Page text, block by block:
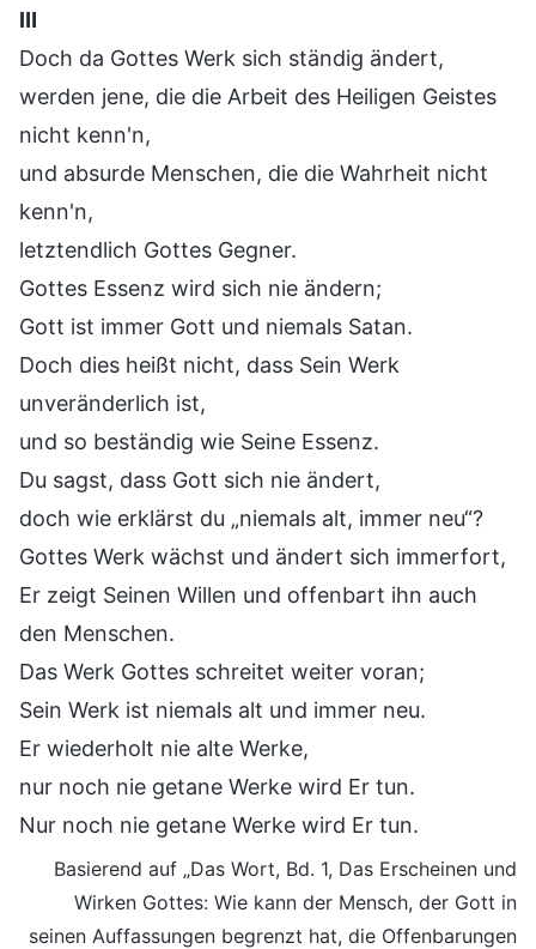
Ⅲ
Doch da Gottes Werk sich ständig ändert,
werden jene, die die Arbeit des Heiligen Geistes
nicht kenn'n,
und absurde Menschen, die die Wahrheit nicht
kenn'n,
letztendlich Gottes Gegner.
Gottes Essenz wird sich nie ändern;
Gott ist immer Gott und niemals Satan.
Doch dies heißt nicht, dass Sein Werk
unveränderlich ist,
und so beständig wie Seine Essenz.
Du sagst, dass Gott sich nie ändert,
doch wie erklärst du „niemals alt, immer neu“?
Gottes Werk wächst und ändert sich immerfort,
Er zeigt Seinen Willen und offenbart ihn auch
den Menschen.
Das Werk Gottes schreitet weiter voran;
Sein Werk ist niemals alt und immer neu.
Er wiederholt nie alte Werke,
nur noch nie getane Werke wird Er tun.
Nur noch nie getane Werke wird Er tun.
Basierend auf „Das Wort, Bd. 1, Das Erscheinen und
Wirken Gottes: Wie kann der Mensch, der Gott in
seinen Auffassungen begrenzt hat, die Offenbarungen